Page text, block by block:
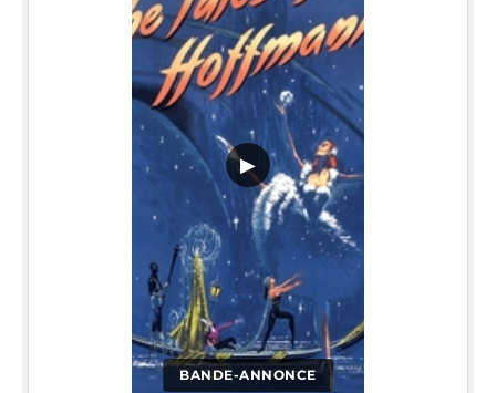
BANDE-ANNONCE
▶